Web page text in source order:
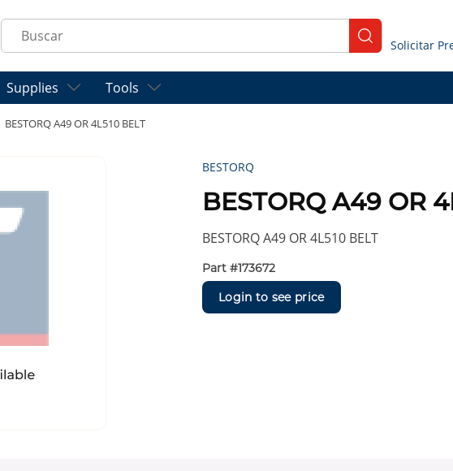
Site Search
submit search
Supplies Tools
BESTORQ A49 OR 4L510 BELT
BESTORQ
BESTORQ A49 OR
BESTORQ A49 OR 4L510 BELT
Part #173672
Login to see price